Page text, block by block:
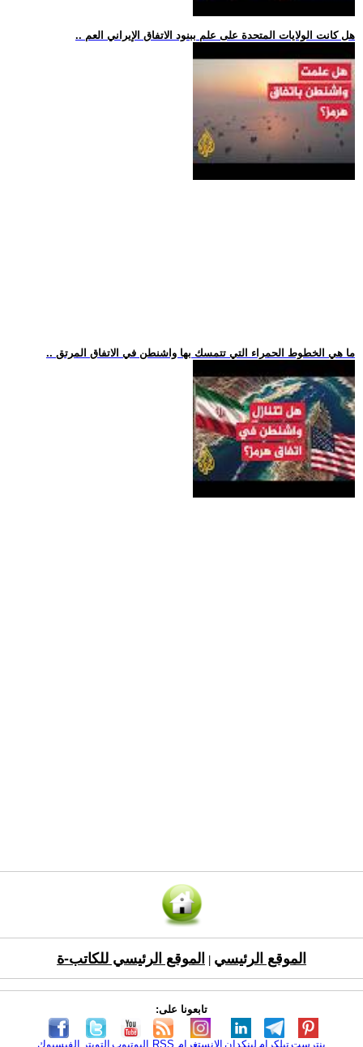
.. هل كانت الولايات المتحدة على علم ببنود الاتفاق الإيراني العم
.. ما هي الخطوط الحمراء التي تتمسك بها واشنطن في الاتفاق المرتق
الموقع الرئيسي الموقع الرئيسي للكاتب-ة
تابعونا على:
الفيسبوك التويتر اليوتيوب RSS الانستغرام لينكدإن تيلكرامبنترست